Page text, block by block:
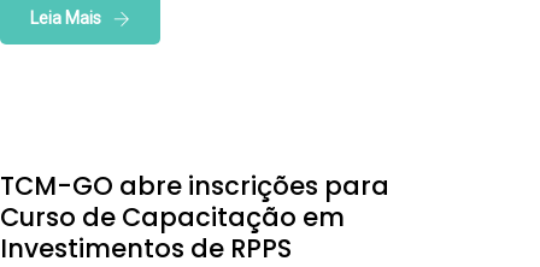
Leia Mais
TCM-GO abre inscrições para
Curso de Capacitação em
Investimentos de RPPS